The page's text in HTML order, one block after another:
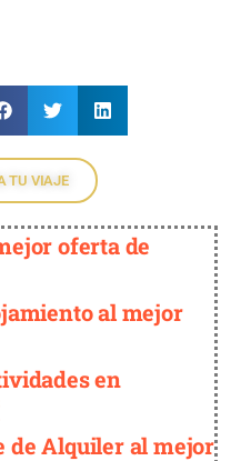
TU VIAJE
oferta de
al mejor
en
de Alquiler al mejor